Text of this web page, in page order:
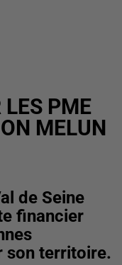
LES PME
MELUN
de Seine
financier
son territoire.